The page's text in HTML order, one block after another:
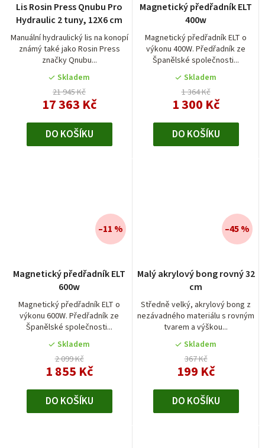
Lis Rosin Press Qnubu Pro
Hydraulic 2 tuny, 12X6 cm
Manuální hydraulický lis na konopí
známý také jako Rosin Press
značky Qnubu...
Skladem
21 945 Kč
17 363 Kč
DO KOŠÍKU
Magnetický předřadník ELT
400w
Magnetický předřadník ELT o
výkonu 400W. Předřadník ze
Španělské společnosti...
Skladem
1 364 Kč
1 300 Kč
DO KOŠÍKU
Magnetický předřadník ELT
600w
Magnetický předřadník ELT o
výkonu 600W. Předřadník ze
Španělské společnosti...
Skladem
2 099 Kč
1 855 Kč
–11 %
DO KOŠÍKU
Malý akrylový bong rovný 32
cm
Středně velký, akrylový bong z
nezávadného materiálu s rovným
tvarem a výškou...
Skladem
367 Kč
199 Kč
–45 %
DO KOŠÍKU